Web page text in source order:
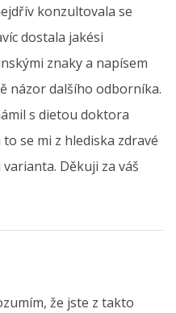
konzultovala se
dostala jakési
znaky a napísem
názor dalšího odborníka.
s dietou doktora
se mi z hlediska zdravé
Děkuji za váš
že jste z takto